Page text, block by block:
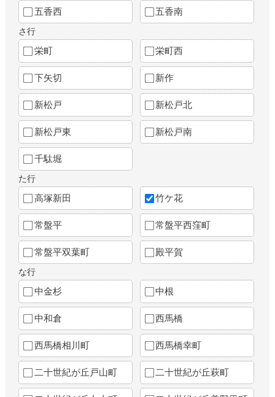
五香西 五香南
さ行
栄町 栄町西
下矢切 新作
新松戸 新松戸北
新松戸東 新松戸南
千駄堀
た行
高塚新田 竹ケ花
常盤平 常盤平西窪町
常盤平双葉町 殿平賀
な行
中金杉 中根
中和倉 西馬橋
西馬橋相川町 西馬橋幸町
二十世紀が丘戸山町 二十世紀が丘萩町